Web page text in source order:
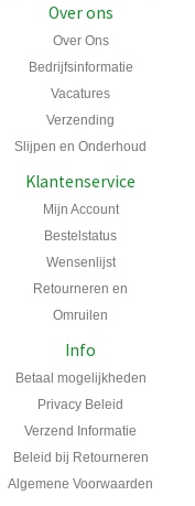
Over ons
Over Ons
Bedrijfsinformatie
Vacatures
Verzending
Slijpen en Onderhoud
Klantenservice
Mijn Account
Bestelstatus
Wensenlijst
Retourneren en
Omruilen
Info
Betaal mogelijkheden
Privacy Beleid
Verzend Informatie
Beleid bij Retourneren
Algemene Voorwaarden